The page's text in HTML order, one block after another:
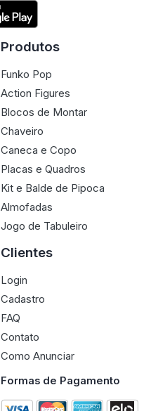
Produtos
Funko Pop
Action Figures
Blocos de Montar
Chaveiro
Caneca e Copo
Placas e Quadros
Kit e Balde de Pipoca
Almofadas
Jogo de Tabuleiro
Clientes
Login
Cadastro
FAQ
Contato
Como Anunciar
Formas de Pagamento